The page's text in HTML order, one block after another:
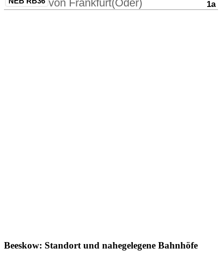
Beeskow: Standort und nahegelegene Bahnhöfe